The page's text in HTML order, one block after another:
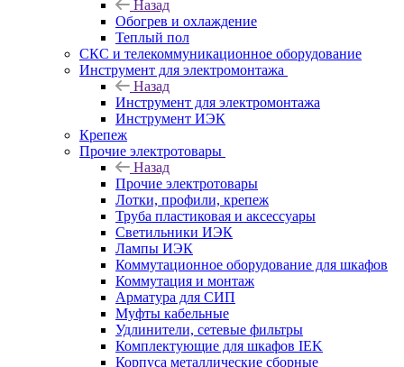
Назад
Обогрев и охлаждение
Теплый пол
СКС и телекоммуникационное оборудование
Инструмент для электромонтажа
Назад
Инструмент для электромонтажа
Инструмент ИЭК
Крепеж
Прочие электротовары
Назад
Прочие электротовары
Лотки, профили, крепеж
Труба пластиковая и аксессуары
Светильники ИЭК
Лампы ИЭК
Коммутационное оборудование для шкафов
Коммутация и монтаж
Арматура для СИП
Муфты кабельные
Удлинители, сетевые фильтры
Комплектующие для шкафов IEK
Корпуса металлические сборные